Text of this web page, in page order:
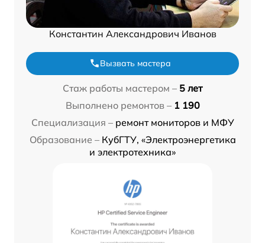
Константин Александрович Иванов
Вызвать мастера
Стаж работы мастером – 5 лет
Выполнено ремонтов – 1 190
Специализация – ремонт мониторов и МФУ
Образование – КубГТУ, «Электроэнергетика
и электротехника»